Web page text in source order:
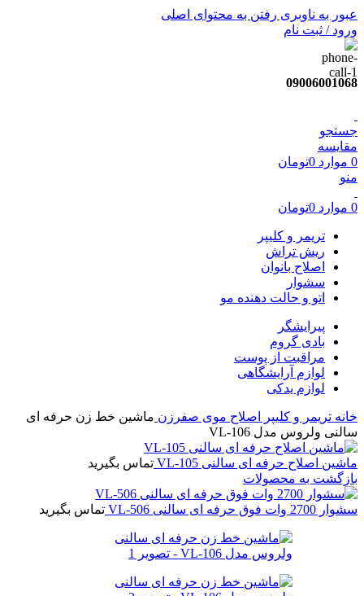
عبور به ناوبری رفتن به محتوای اصلی
ورود / ثبت نام
09006001068
جستجو
مقایسه
0 موارد 0تومان
منو
0 موارد 0تومان
تریمر و کلیپر
ریش تراش
اصلاح بانوان
سشوار
اتو و حالت دهنده مو
پیرایشگر
بادی گروم
مراقبت از پوست
لوازم آرایشگاهی
لوازم یدکی
خانه تریمر و کلیپر اصلاح موی صفرزن ماشین خط زن حرفه ای
سالنی ولروس مدل VL-106
ماشین اصلاح حرفه ای سالنی VL-105
تماس بگیرید
بازگشت به محصولات
سشوار 2700 وات فوق حرفه ای سالنی VL-506 تماس بگیرید